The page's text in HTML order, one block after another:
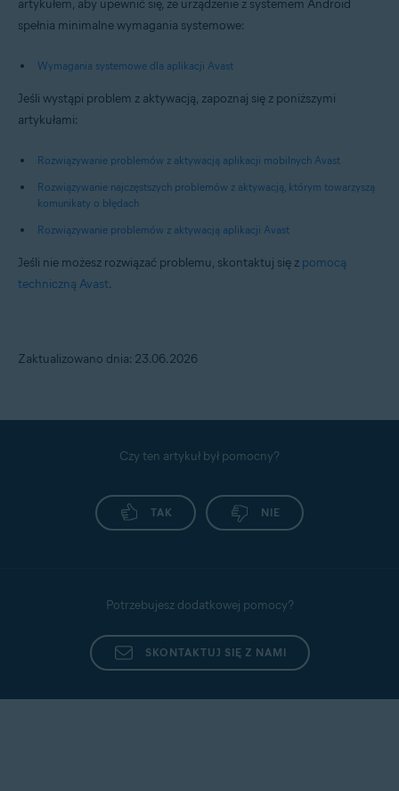
artykułem, aby upewnić się, że urządzenie z systemem Android
spełnia minimalne wymagania systemowe:
Wymagania systemowe dla aplikacji Avast
Jeśli wystąpi problem z aktywacją, zapoznaj się z poniższymi
artykułami:
Rozwiązywanie problemów z aktywacją aplikacji mobilnych Avast
Rozwiązywanie najczęstszych problemów z aktywacją, którym towarzyszą
komunikaty o błędach
Rozwiązywanie problemów z aktywacją aplikacji Avast
Jeśli nie możesz rozwiązać problemu, skontaktuj się z pomocą
techniczną Avast.
Zaktualizowano dnia: 23.06.2026
Czy ten artykuł był pomocny?
TAK NIE
Potrzebujesz dodatkowej pomocy?
SKONTAKTUJ SIĘ Z NAMI